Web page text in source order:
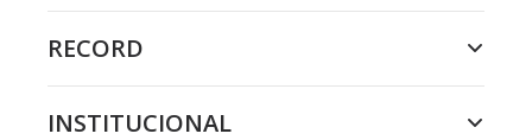
RECORD
INSTITUCIONAL